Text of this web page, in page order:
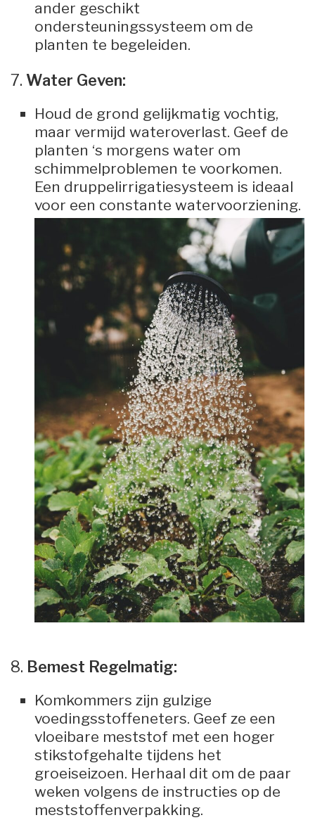
ander geschikt
ondersteuningssysteem om de
planten te begeleiden.
7. Water Geven:
Houd de grond gelijkmatig vochtig,
maar vermijd wateroverlast. Geef de
planten ‘s morgens water om
schimmelproblemen te voorkomen.
Een druppelirrigatiesysteem is ideaal
voor een constante watervoorziening.
8. Bemest Regelmatig:
Komkommers zijn gulzige
voedingsstoffeneters. Geef ze een
vloeibare meststof met een hoger
stikstofgehalte tijdens het
groeiseizoen. Herhaal dit om de paar
weken volgens de instructies op de
meststoffenverpakking.